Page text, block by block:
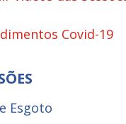
Covid-19
Esgoto